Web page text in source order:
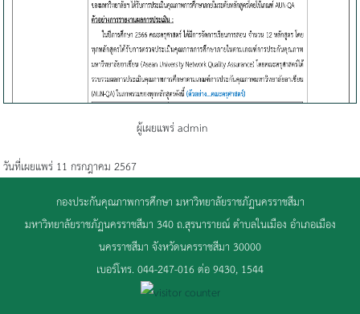
วันที่เผยแพร่ 11 กรกฎาคม 2567
ผู้เผยแพร่ admin
กองประกันคุณภาพการศึกษา มหาวิทยาลัยราชภัฏนครราชสีมา
มหาวิทยาลัยราชภัฏนครราชสีมา 340 ถ.สุรนารายณ์ ตำบลในเมือง อำเภอเมือง
นครราชสีมา จังหวัดนครราชสีมา 30000
เบอร์โทร. 044-247-016 ต่อ 9430, 1544